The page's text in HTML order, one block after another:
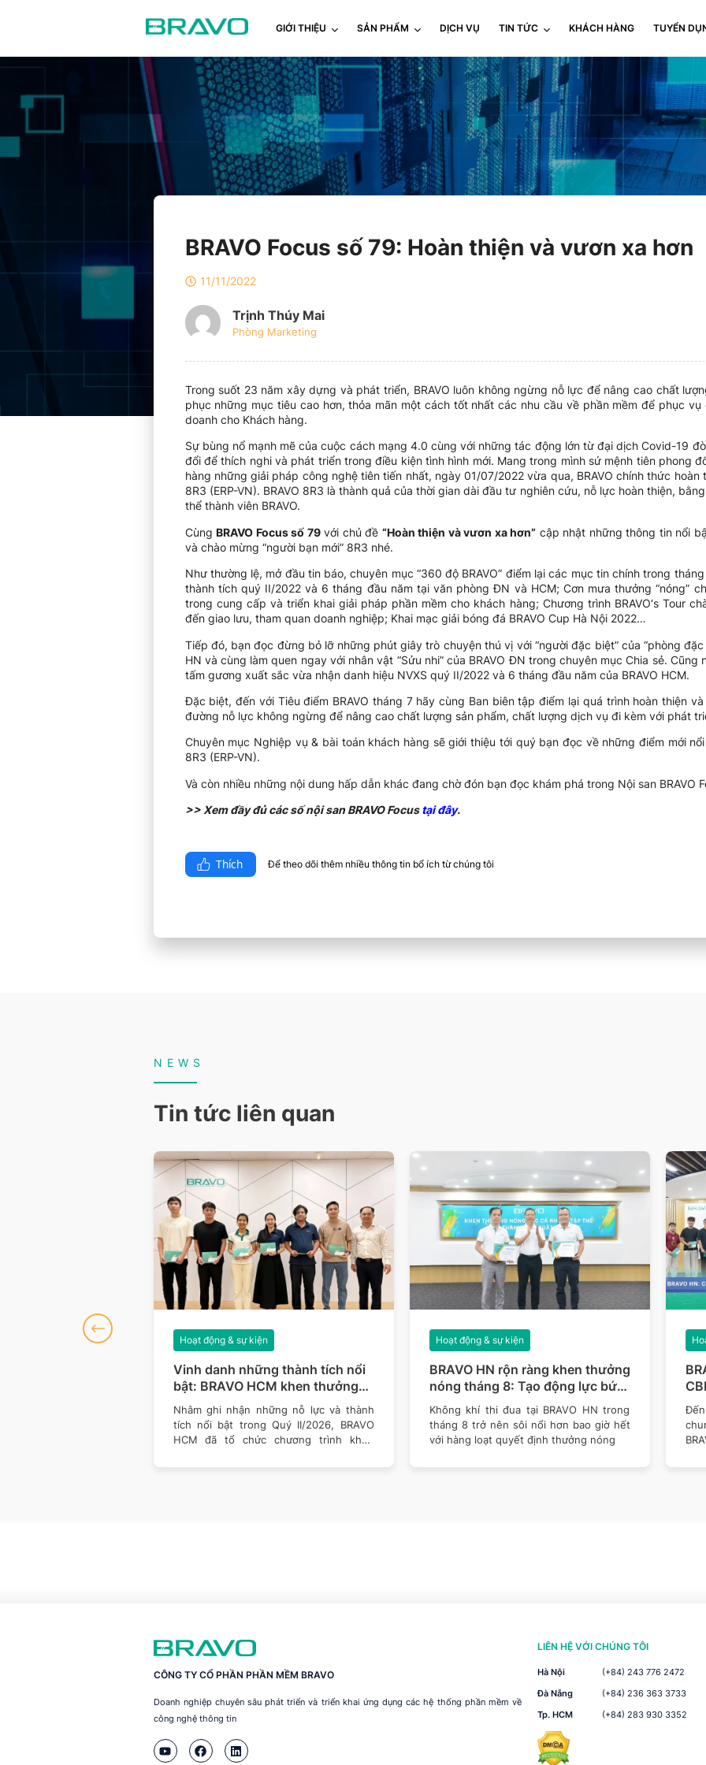
GIỚI THIỆU SẢN PHẨM DỊCH VỤ TIN TỨC KHÁCH HÀNG TUYỂN
BRAVO Focus số 79: Hoàn thiện và vươn xa hơn
11/11/2022
Trịnh Thúy Mai
Phòng Marketing
Trong suốt 23 năm xây dựng và phát triển, BRAVO luôn không ngừng nỗ lực để nâng cao chất
phục những mục tiêu cao hơn, thỏa mãn một cách tốt nhất các nhu cầu về phần mềm để phục
doanh cho Khách hàng.
Sự bùng nổ mạnh mẽ của cuộc cách mạng 4.0 cùng với những tác động lớn từ đại dịch Covid-19
đổi để thích nghi và phát triển trong điều kiện tình hình mới. Mang trong mình sứ mệnh tiên phong
hàng những giải pháp công nghệ tiên tiến nhất, ngày 01/07/2022 vừa qua, BRAVO chính thức hoàn
8R3 (ERP-VN). BRAVO 8R3 là thành quả của thời gian dài đầu tư nghiên cứu, nỗ lực hoàn thiện,
thể thành viên BRAVO.
Cùng BRAVO Focus số 79với chủ đề “Hoàn thiện và vươn xa hơn” cập nhật những thông tin nổi
và chào mừng “người bạn mới” 8R3 nhé.
Như thường lệ, mở đầu tin báo, chuyên mục “360 độ BRAVO” điểm lại các mục tin chính trong
thành tích quý II/2022 và 6 tháng đầu năm tại văn phòng ĐN và HCM; Cơn mưa thưởng “nóng”
trong cung cấp và triển khai giải pháp phần mềm cho khách hàng; Chương trình BRAVO‘s Tour
đến giao lưu, tham quan doanh nghiệp; Khai mạc giải bóng đá BRAVO Cup Hà Nội 2022…
Tiếp đó, bạn đọc đừng bỏ lỡ những phút giây trò chuyện thú vị với “người đặc biệt” của “phòng đặc
HN và cùng làm quen ngay với nhân vật “Sửu nhi” của BRAVO ĐN trong chuyên mục Chia sẻ.
tấm gương xuất sắc vừa nhận danh hiệu NVXS quý II/2022 và 6 tháng đầu năm của BRAVO HCM.
Đặc biệt, đến với Tiêu điểm BRAVO tháng 7 hãy cùng Ban biên tập điểm lại quá trình hoàn thiện
đường nỗ lực không ngừng để nâng cao chất lượng sản phẩm, chất lượng dịch vụ đi kèm với phát
Chuyên mục Nghiệp vụ & bài toán khách hàng sẽ giới thiệu tới quý bạn đọc về những điểm mới
8R3 (ERP-VN).
Và còn nhiều những nội dung hấp dẫn khác đang chờ đón bạn đọc khám phá trong Nội san BRAVO
>> Xem đầy đủ các số nội san BRAVO Focustại đây.
Thích Để theo dõi thêm nhiều thông tin bổ ích từ chúng tôi​
NEWS
Tin tức liên quan
Vinh danh những thành tích nổi
bật: BRAVO HCM khen thưởng
Quý II/2026
Hoạt động & sự kiện
Nhằm ghi nhận những nỗ lực và thành
tích nổi bật trong Quý II/2026, BRAVO
HCM đã tổ chức chương trình khen
BRAVO HN rộn ràng khen thưởng
nóng tháng 8: Tạo động lực bứt
phá mục tiêu năm 2026
Hoạt động & sự kiện
Không khí thi đua tại BRAVO HN trong
tháng 8 trở nên sôi nổi hơn bao giờ hết
với hàng loạt quyết định thưởng nóng
CÔNG TY CỔ PHẦN PHẦN MỀM BRAVO
Doanh nghiệp chuyên sâu phát triển và triển khai ứng dụng các hệ thống phần mềm về
công nghệ thông tin
LIÊN HỆ VỚI CHÚNG TÔI
Hà Nội
(+84) 243 776 2472
Đà Nẵng
(+84) 236 363 3733
Tp. HCM
(+84) 283 930 3352